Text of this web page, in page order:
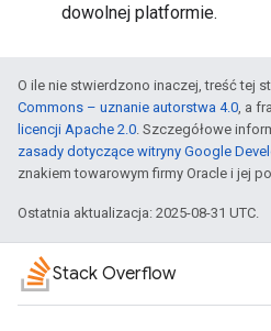
dowolnej platformie.
O ile nie stwierdzono inaczej, treść tej
Commons – uznanie autorstwa 4.0, a
licencji Apache 2.0. Szczegółowe
zasady dotyczące witryny Google
znakiem towarowym firmy Oracle i jej
Ostatnia aktualizacja: 2025-08-31 UTC.
Stack Overflow